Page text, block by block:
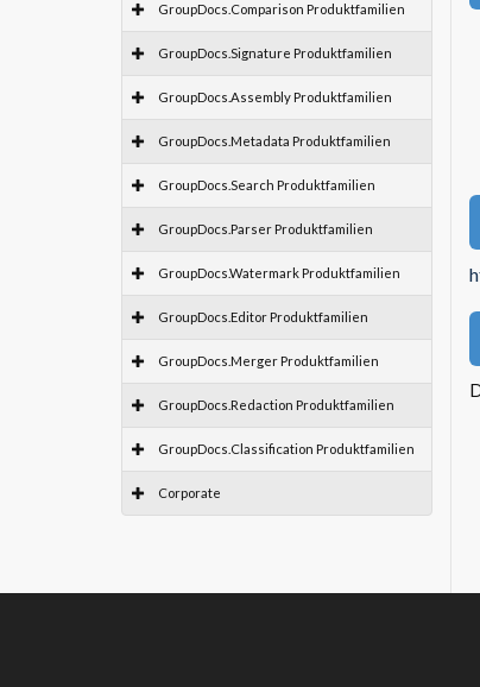
GroupDocs.Comparison Produktfamilien
GroupDocs.Signature Produktfamilien
GroupDocs.Assembly Produktfamilien
GroupDocs.Metadata Produktfamilien
GroupDocs.Search Produktfamilien
GroupDocs.Parser Produktfamilien
GroupDocs.Watermark Produktfamilien
GroupDocs.Editor Produktfamilien
GroupDocs.Merger Produktfamilien
GroupDocs.Redaction Produktfamilien
GroupDocs.Classification Produktfamilien
Corporate